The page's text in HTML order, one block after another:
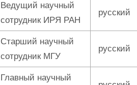
Ведущий научный
сотрудник ИРЯ РАН
русский
Старший научный
сотрудник МГУ
русский
Главный научный